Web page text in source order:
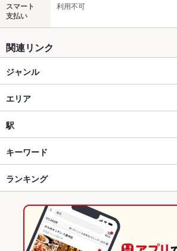
スマート
支払い
利用不可
関連リンク
ジャンル
イタリアン・フレンチ
イタリアン
徳島市・徳島市周辺部 × イタリアン・フレンチ
徳島市・徳島市周辺部 × イタリアン
吉成駅 × イタリアン・フレンチ
吉成駅 × イタリアン
エリア
北島町
北島町 × イタリアン・フレンチ
北島町 × イタリアン
北島町 × 居酒屋
北島町 × 洋・和洋・各国料理・その他
駅
吉成駅
キーワード
エビ料理
アヒージョ 生ハム
ランキング
徳島のグルメランキング
徳島のイタリアン・フレンチランキング